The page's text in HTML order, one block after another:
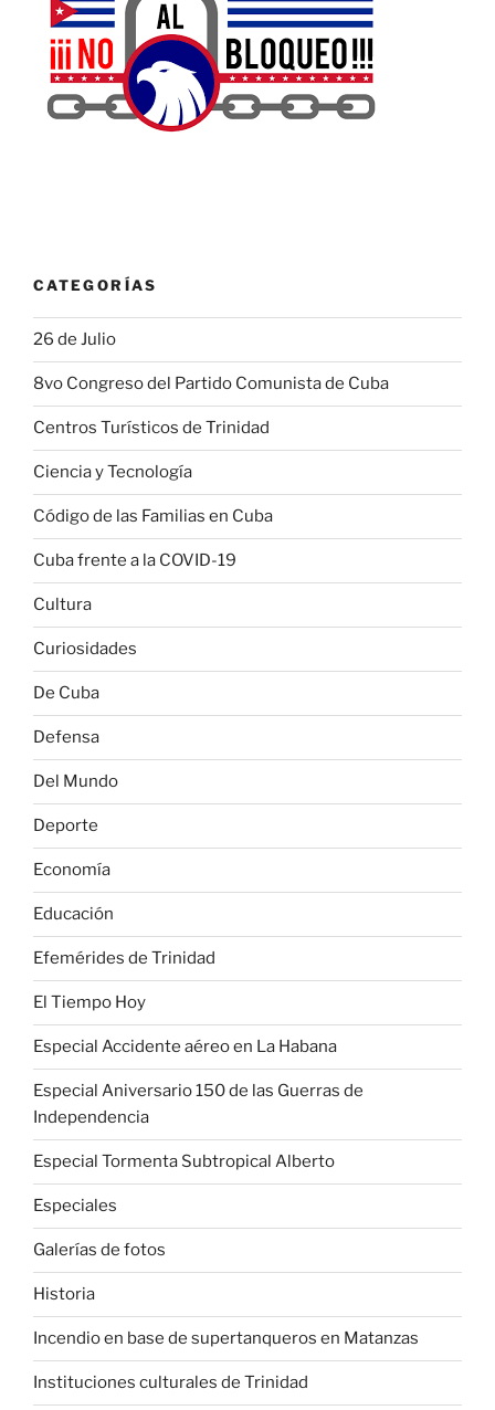
CATEGORÍAS
26 de Julio
8vo Congreso del Partido Comunista de Cuba
Centros Turísticos de Trinidad
Ciencia y Tecnología
Código de las Familias en Cuba
Cuba frente a la COVID-19
Cultura
Curiosidades
De Cuba
Defensa
Del Mundo
Deporte
Economía
Educación
Efemérides de Trinidad
El Tiempo Hoy
Especial Accidente aéreo en La Habana
Especial Aniversario 150 de las Guerras de
Independencia
Especial Tormenta Subtropical Alberto
Especiales
Galerías de fotos
Historia
Incendio en base de supertanqueros en Matanzas
Instituciones culturales de Trinidad